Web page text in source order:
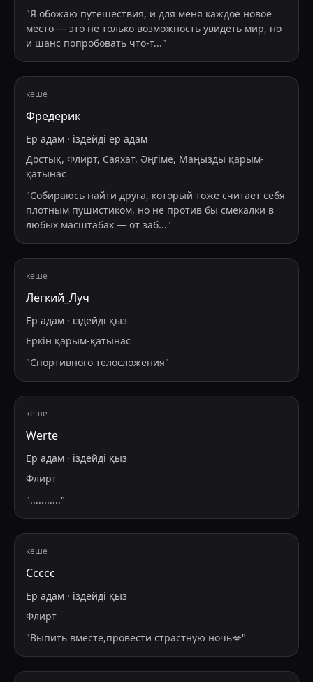
"Я обожаю путешествия, и для меня каждое новое
место — это не только возможность увидеть мир, но
и шанс попробовать что-т..."
кеше
Фредерик
Ер адам · іздейді ер адам
Достық, Флирт, Саяхат, Әңгіме, Маңызды қарым-
қатынас
"Собираюсь найти друга, который тоже считает себя
плотным пушистиком, но не против бы смекалки в
любых масштабах — от заб..."
кеше
Легкий_Луч
Ер адам · іздейді қыз
Еркін қарым-қатынас
"Спортивного телосложения"
кеше
Werte
Ер адам · іздейді қыз
Флирт
"..........."
кеше
Ссссс
Ер адам · іздейді қыз
Флирт
"Выпить вместе,провести страстную ночь💋"